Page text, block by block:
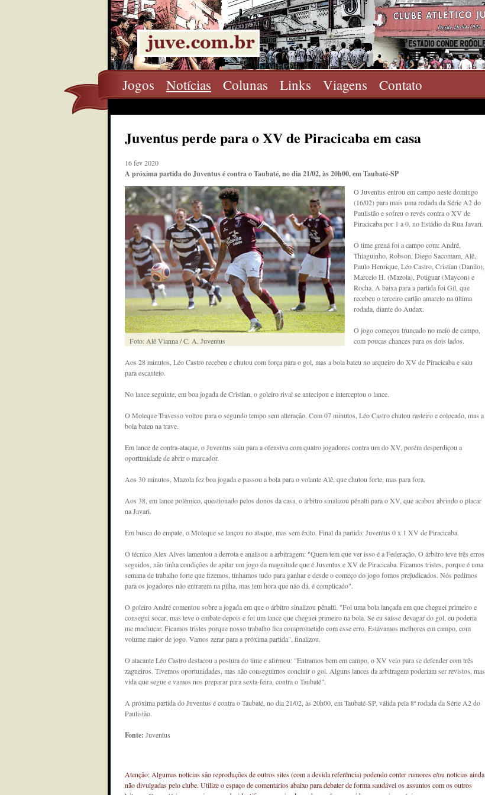
Jogos Notícias Colunas Links Viagens Contato
Juventus perde para o XV de Piracicaba em casa
16 fev 2020
A próxima partida do Juventus é contra o Taubaté, no dia 21/02, às 20h00, em Taubaté-SP
Foto: Alê Vianna / C. A. Juventus
O Juventus entrou em campo neste domingo
(16/02) para mais uma rodada da Série A2 do
Paulistão e sofreu o revés contra o XV de
Piracicaba por 1 a 0, no Estádio da Rua Javari.
O time grená foi a campo com: André,
Thiaguinho, Robson, Diego Sacomam, Alê,
Paulo Henrique, Léo Castro, Cristian (Danilo),
Marcelo H. (Mazola), Potiguar (Maycon) e
Rocha. A baixa para a partida foi Gil, que
recebeu o terceiro cartão amarelo na última
rodada, diante do Audax.
O jogo começou truncado no meio de campo,
com poucas chances para os dois lados.
Aos 28 minutos, Léo Castro recebeu e chutou com força para o gol, mas a bola bateu no arqueiro do XV de Piracicaba e saiu
para escanteio.
No lance seguinte, em boa jogada de Cristian, o goleiro rival se antecipou e interceptou o lance.
O Moleque Travesso voltou para o segundo tempo sem alteração. Com 07 minutos, Léo Castro chutou rasteiro e colocado, mas a
bola bateu na trave.
Em lance de contra-ataque, o Juventus saiu para a ofensiva com quatro jogadores contra um do XV, porém desperdiçou a
oportunidade de abrir o marcador.
Aos 30 minutos, Mazola fez boa jogada e passou a bola para o volante Alê, que chutou forte, mas para fora.
Aos 38, em lance polêmico, questionado pelos donos da casa, o árbitro sinalizou pênalti para o XV, que acabou abrindo o placar
na Javari.
Em busca do empate, o Moleque se lançou no ataque, mas sem êxito. Final da partida: Juventus 0 x 1 XV de Piracicaba.
O técnico Alex Alves lamentou a derrota e analisou a arbitragem: "Quem tem que ver isso é a Federação. O árbitro teve três erros
seguidos, não tinha condições de apitar um jogo da magnitude que é Juventus e XV de Piracicaba. Ficamos tristes, porque é uma
semana de trabalho forte que fizemos, tínhamos tudo para ganhar e desde o começo do jogo fomos prejudicados. Nós pedimos
para os jogadores não entrarem na pilha, mas tem hora que não dá, é complicado".
O goleiro André comentou sobre a jogada em que o árbitro sinalizou pênalti. "Foi uma bola lançada em que cheguei primeiro e
consegui socar, mas teve o embate depois e foi um lance que cheguei primeiro na bola. Se eu saísse devagar do gol, eu poderia
me machucar. Ficamos tristes porque nosso trabalho fica comprometido com esse erro. Estávamos melhores em campo, com
volume maior de jogo. Vamos zerar para a próxima partida", finalizou.
O atacante Léo Castro destacou a postura do time e afirmou: "Entramos bem em campo, o XV veio para se defender com três
zagueiros. Tivemos oportunidades, mas não conseguimos concluir o gol. Alguns lances da arbitragem poderiam ser revistos, mas
vida que segue e vamos nos preparar para sexta-feira, contra o Taubaté".
A próxima partida do Juventus é contra o Taubaté, no dia 21/02, às 20h00, em Taubaté-SP, válida pela 8ª rodada da Série A2 do
Paulistão.
Fonte: Juventus
Atenção: Algumas notícias são reproduções de outros sites (com a devida referência) podendo conter rumores e/ou notícias ainda
não divulgadas pelo clube. Utilize o espaço de comentários abaixo para debater de forma saudável os assuntos com os outros